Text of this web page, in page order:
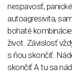
nespavosť,
autoagresivita,
bohaté
život. Závislosť
s ňou skončiť.
skončiť A tu sa